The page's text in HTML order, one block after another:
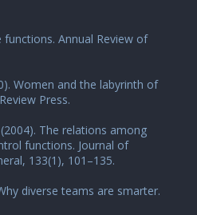
functions. Annual Review of
Women and the labyrinth of
Press.
The relations among
functions. Journal of
133(1), 101–135.
diverse teams are smarter.